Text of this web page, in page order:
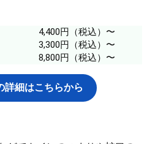
4,400円（税込）〜
3,300円（税込）〜
8,800円（税込）〜
詳細はこちらから